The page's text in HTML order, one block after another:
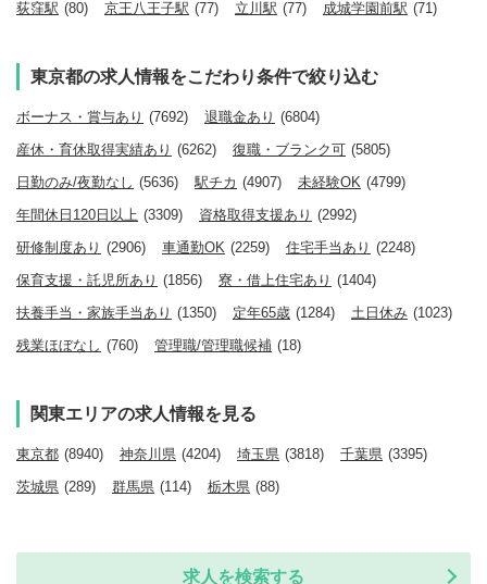
荻窪駅 (80) 京王八王子駅 (77) 立川駅 (77) 成城学園前駅 (71)
東京都の求人情報をこだわり条件で絞り込む
ボーナス・賞与あり (7692) 退職金あり (6804)
産休・育休取得実績あり (6262) 復職・ブランク可 (5805)
日勤のみ/夜勤なし (5636) 駅チカ (4907) 未経験OK (4799)
年間休日120日以上 (3309) 資格取得支援あり (2992)
研修制度あり (2906) 車通勤OK (2259) 住宅手当あり (2248)
保育支援・託児所あり (1856) 寮・借上住宅あり (1404)
扶養手当・家族手当あり (1350) 定年65歳 (1284) 土日休み (1023)
残業ほぼなし (760) 管理職/管理職候補 (18)
関東エリアの求人情報を見る
東京都 (8940) 神奈川県 (4204) 埼玉県 (3818) 千葉県 (3395)
茨城県 (289) 群馬県 (114) 栃木県 (88)
求人を検索する